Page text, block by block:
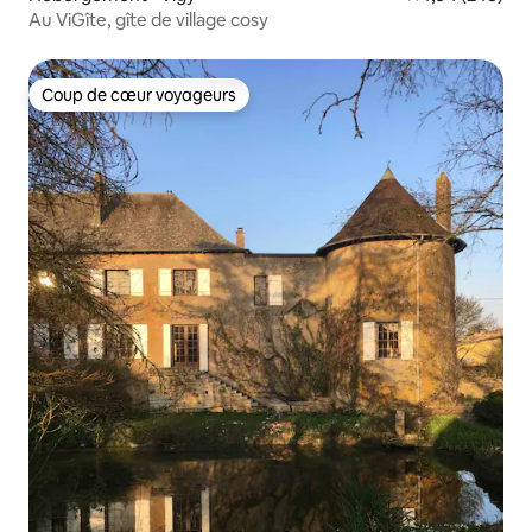
Au ViGîte, gîte de village cosy
Coup de cœur voyageurs
Coup de cœur voyageurs